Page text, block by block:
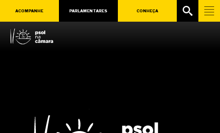
ACOMPANHE PARLAMENTARES CONHEÇA